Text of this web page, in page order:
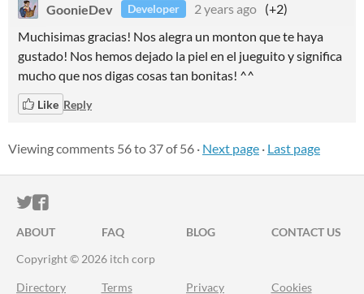
GoonieDev Developer 2 years ago (+2)
Muchisimas gracias! Nos alegra un monton que te haya
gustado! Nos hemos dejado la piel en el jueguito y significa
mucho que nos digas cosas tan bonitas! ^^
Like Reply
Viewing comments 56to 37of 56 · Next page · Last page
ITCH.IO ON TWITTER
ITCH.IO ON FACEBOOK
ABOUT FAQ BLOG
CONTACT US
Copyright © 2026 itch corp
Directory Terms Privacy Cookies